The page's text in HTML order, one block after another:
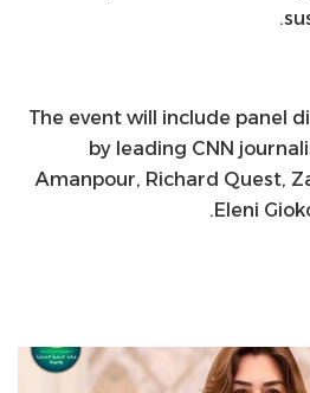
The event will include panel
by leading CNN
Amanpour, Richard Quest,
Eleni